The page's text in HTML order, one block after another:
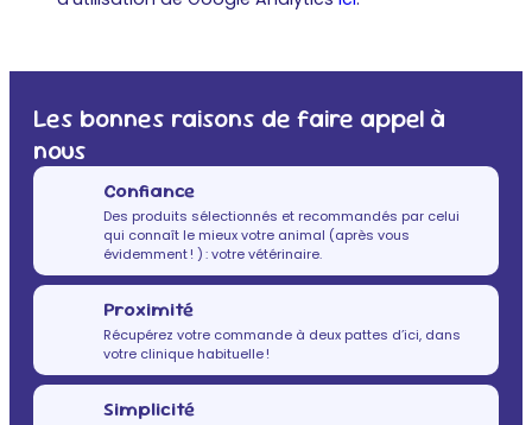
Les bonnes raisons de faire appel à
nous
Confiance
Des produits sélectionnés et recommandés par celui
qui connaît le mieux votre animal (après vous
évidemment ! ) : votre vétérinaire.
Proximité
Récupérez votre commande à deux pattes d’ici, dans
votre clinique habituelle !
Simplicité